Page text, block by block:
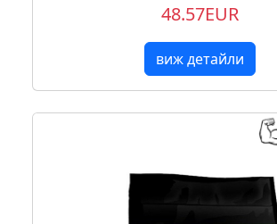
48.57EUR
виж детайли